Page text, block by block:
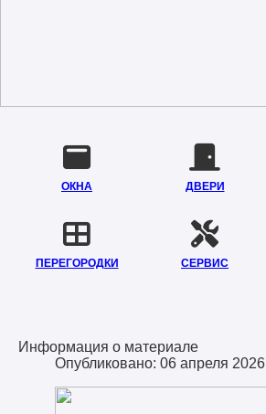
ОКНА ДВЕРИ
ПЕРЕГОРОДКИ СЕРВИС
Информация о материале
Опубликовано: 06 апреля 2026